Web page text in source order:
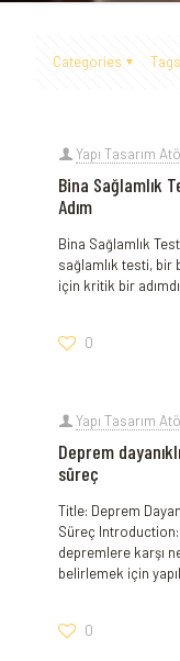
Categories Tags
Yapı Tasarım
Bina Sağlamlık
Adım
Bina Sağlamlık
sağlamlık testi, bir
için kritik bir
0
Yapı Tasarım
Deprem
süreç
Title: Deprem
Süreç Introduction:
depremlere karşı
belirlemek için
0